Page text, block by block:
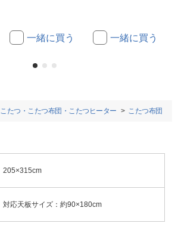
一緒に買う 一緒に買う
こたつ・こたつ布団・こたつヒーター こたつ布団
205×315cm
対応天板サイズ：約90×180cm